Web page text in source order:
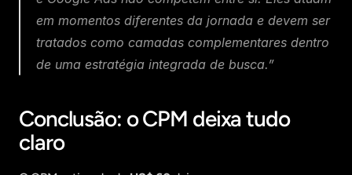
em momentos diferentes da jornada e devem ser
tratados como camadas complementares dentro
de uma estratégia integrada de busca.”
Conclusão: o CPM deixa tudo
claro